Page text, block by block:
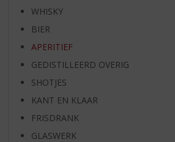
WHISKY
BIER
APERITIEF
GEDISTILLEERD OVERIG
SHOTJES
KANT EN KLAAR
FRISDRANK
GLASWERK